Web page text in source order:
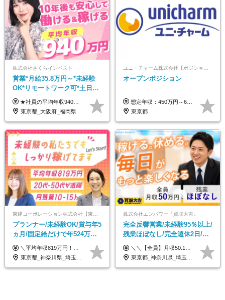
株式会社さくらインベスト
営業*月給35.8万円～*未経験
OK*リモートワーク可*土日祝
休み*年休123日以上*転職者全
員が収入UP
★社員の平均年収940万円（※2025年11月時点） ★転職者は全員収入アップを実現 ★入社半年で昇給した実績あり！ 【営業未経験】 月給35万8,000円～（固定残業代含む）＋インセンティブ ＋賞与年2回 【管理職候補】 月給40万円～100万円＋インセンティブ＋賞与年2回 ※固定残業代は、時間外労働の有無にかかわらず月25時間分（月5万8,000円～）を支給します。 ※上記を超える時間外労働分は、別途追加で支給します。 ＼月給額が高い理由について／ 当社が扱うのは、1件あたり100万円以上となる高単価な金融商品です。 そのため月給ベースも高く設定して社員に還元しています。 ＜試用期間中の給与＞※営業未経験の方 試用期間2カ月あり。 月給25万円＋営業手当5万円（資格取得後より日割り支給） ※残業代は別途全額支給します。 ※その他の待遇に差異はありません。 ★時短勤務も可能です ・7時間勤務：月給26万2,500円～＋インセンティブ＋賞与（年2回） ・6時間勤務：月給24万円～＋インセンティブ＋賞与（年2回） （時短勤務例）9:00-16:00、10:00-17:00など
東京都_大阪府_福岡県
オープンポジション
想定年収：450万円～650万円 ※経験・能力を考慮の上、規定により優遇いたします ※試用期間6ヵ月（その間の給与・待遇に変動はありません）
東京都
プランナー/未経験OK/賞与年5
ヵ月/固定給だけで年524万円
可能/二人に一人が年収700万
円/休めて稼げる
＼平均年収819万円！社員の最大年収3,131万円／ ＼2人に1人が年収700万円以上／ ＼5人に1人が年収1,000万円以上！／ 固定給だけで、年収524万円も可能！ インセンティブだけでなく固定給でもしっかり稼げる仕組みです！ 【入社初年度】 年収400万～550万円＋インセンティブ →月給26万3,000円～29万5,600円＋賞与年2回（基本給×約5ヵ月分※前年度実績）＋インセンティブ＋各種手当 【インセンティブ】 1物件着工で目安80万～200万円 ※建物の契約金額実績によります 【各種手当】 ・都市手当…月1万円～3万円（首都圏・東海圏・関西圏で弊社指定の事業所に勤務する方が対象） ・家族手当…配偶者：月1万円、子供1名につき：月5千円 ・資格手当…FP資格1級：月1万円、2級：月5千円、3級：月3千円 ・役職手当…昇進欄に詳細記載（主任補：月5千円→主任：月1万円…） 【その他】 ※上記月給には、固定残業代【47時間分（7万3,800円以上）】が含まれます ※月平均残業時間は14時間と少なめです（2023年度） ※固定残業代の時間数を超える時間外労働は追加で支給 但し、時間数を超える時間外労働が発生する場合もあります（特別条項付き協定締結済）
東京都_神奈川県_埼玉県_千葉県_大阪府_愛知県_宮城県_茨城県_栃木県_群馬県_静岡県_兵庫県_京都府_福岡県
株式会社エンパワー『買取大吉』
完全反響営業/未経験95％以上/
残業ほぼなし/完全週休2日/月
収50万円スタート！/賞与年2
回
＼＼【全員】月収50.1万円保証！／／ 月給30.1万円＋インセン＋特別手当20万円(半年間)＋賞与 ※経験者は優遇いたします（研修も免除の場合有） ※固定残業代:7万4000円以上/月45時間分を含む ※固定残業代は残業がない場合も支給し、超過分は別途支給します ■入社後5日間研修を実施 研修中のテスト（ロープレ、商材知識）合格で研修生卒業となり翌月からインセンティブの対象に。 ロープレは細かな評価基準があり、顧客満足度をキープするため非常に重要なテストです。 ※4カ月目以降も不合格の場合、月給28.3万円／1カ月以内合格率100％ ＜平均年収＞ ◆一般メンバー ：625万円 ◆店長（管理職）：1178万円 ◆マネージャー ：4160万円
東京都_神奈川県_埼玉県_千葉県_大阪府_愛知県_北海道_青森県_岩手県_宮城県_秋田県_山形県_福島県_茨城県_栃木県_群馬県_新潟県_山梨県_長野県_富山県_石川県_福井県_静岡県_岐阜県_三重県_兵庫県_京都府_滋賀県_奈良県_和歌山県_広島県_岡山県_鳥取県_島根県_山口県_徳島県_香川県_愛媛県_高知県_福岡県_熊本県_佐賀県_長崎県_大分県_宮崎県_鹿児島県_沖縄県